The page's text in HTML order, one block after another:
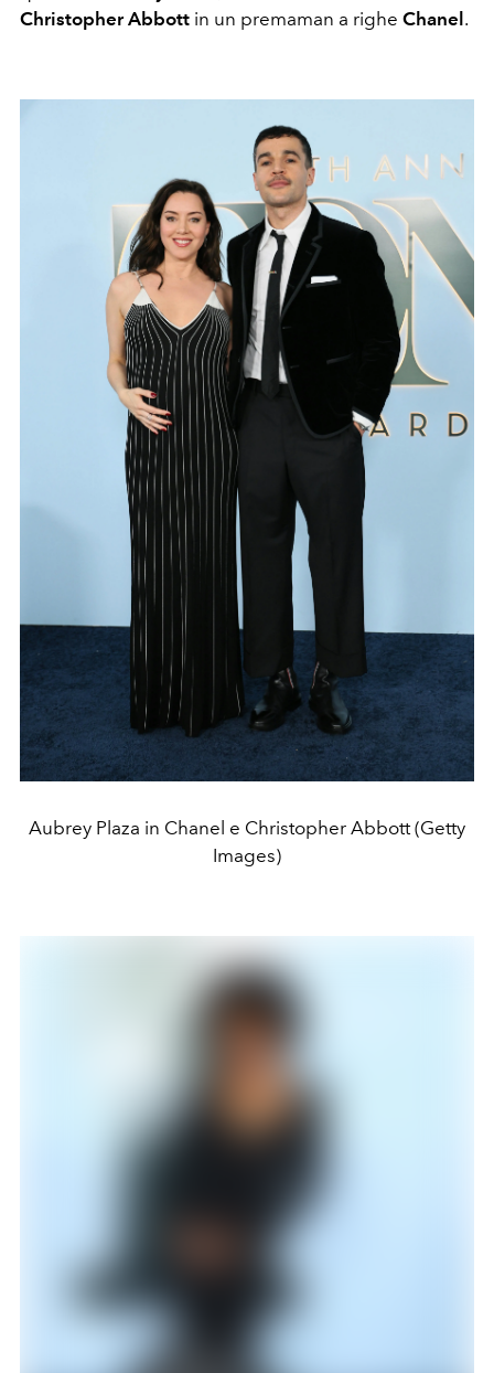
Christopher Abbott in un premaman a righe Chanel .
Aubrey Plaza in Chanel e Christopher Abbott (Getty
Images)